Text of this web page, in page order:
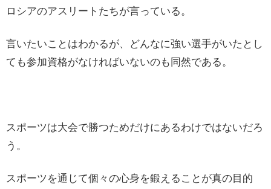
ロシアのアスリートたちが言っている。
言いたいことはわかるが、どんなに強い選手がいたとし
ても参加資格がなければいないのも同然である。
スポーツは大会で勝つためだけにあるわけではないだろ
う。
スポーツを通じて個々の心身を鍛えることが真の目的